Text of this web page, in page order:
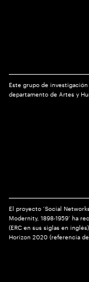
Este grupo de
departamento de Artes y
El proyecto ‘Social
Modernity, 1898-1959’ ha
(ERC en sus siglas en
Horizon 2020 (referencia